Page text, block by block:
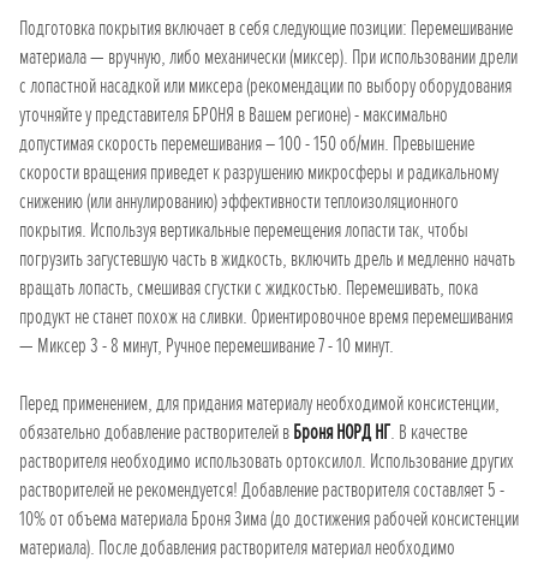
Подготовка покрытия включает в себя следующие позиции: Перемешивание
материала — вручную, либо механически (миксер). При использовании дрели
с лопастной насадкой или миксера (рекомендации по выбору оборудования
уточняйте у представителя БРОНЯ в Вашем регионе) - максимально
допустимая скорость перемешивания – 100 - 150 об/мин. Превышение
скорости вращения приведет к разрушению микросферы и радикальному
снижению (или аннулированию) эффективности теплоизоляционного
покрытия. Используя вертикальные перемещения лопасти так, чтобы
погрузить загустевшую часть в жидкость, включить дрель и медленно начать
вращать лопасть, смешивая сгустки с жидкостью. Перемешивать, пока
продукт не станет похож на сливки. Ориентировочное время перемешивания
— Миксер 3 - 8 минут, Ручное перемешивание 7 - 10 минут.
Перед применением, для придания материалу необходимой консистенции,
обязательно добавление растворителей вБроня НОРД НГ. В качестве
растворителя необходимо использовать ортоксилол. Использование других
растворителей не рекомендуется! Добавление растворителя составляет 5 -
10% от объема материала Броня Зима (до достижения рабочей консистенции
материала). После добавления растворителя материал необходимо